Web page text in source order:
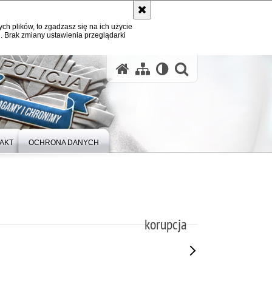
plików, to zgadzasz się na ich użycie
zmiany ustawienia przeglądarki
OCHRONA DANYCH
korupcja